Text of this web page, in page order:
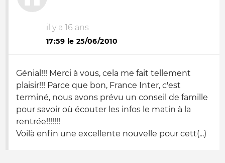
il y a 16 ans
17:59 le 25/06/2010
Génial!!! Merci à vous, cela me fait tellement
plaisir!!! Parce que bon, France Inter, c'est
terminé, nous avons prévu un conseil de famille
pour savoir où écouter les infos le matin à la
rentrée!!!!!!!
Voilà enfin une excellente nouvelle pour cett(...)